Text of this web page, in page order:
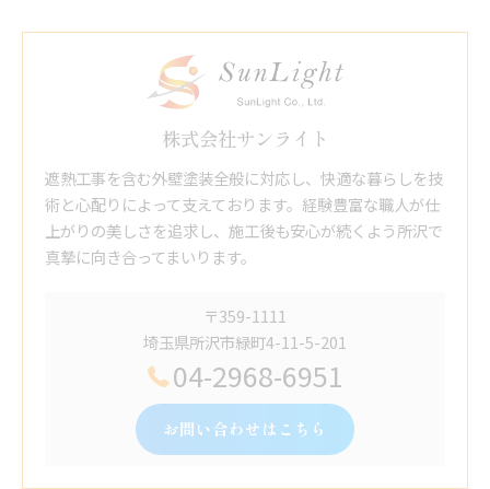
株式会社サンライト
遮熱工事を含む外壁塗装全般に対応し、快適な暮らしを技
術と心配りによって支えております。経験豊富な職人が仕
上がりの美しさを追求し、施工後も安心が続くよう所沢で
真摯に向き合ってまいります。
〒359-1111
埼玉県所沢市緑町4-11-5-201
04-2968-6951
お問い合わせはこちら